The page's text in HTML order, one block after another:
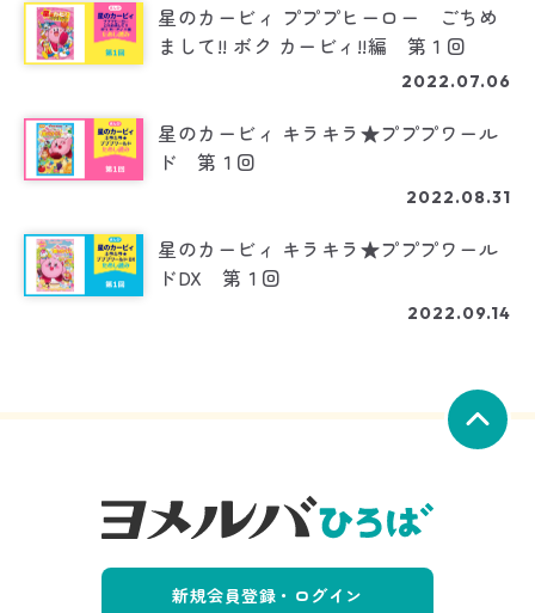
星のカービィ プププヒーロー ごちめ
まして!! ボク カービィ!!編 第１回
2022.07.06
星のカービィ キラキラ★プププワール
ド 第１回
2022.08.31
星のカービィ キラキラ★プププワール
ドDX 第１回
2022.09.14
新規会員登録・ログイン